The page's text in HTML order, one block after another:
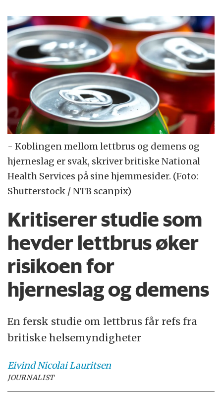
- Koblingen mellom lettbrus og demens og
hjerneslag er svak, skriver britiske National
Health Services på sine hjemmesider. (Foto:
Shutterstock / NTB scanpix)
Kritiserer studie som
hevder lettbrus øker
risikoen for
hjerneslag og demens
En fersk studie om lettbrus får refs fra
britiske helsemyndigheter
Eivind NicolaiLauritsen
JOURNALIST